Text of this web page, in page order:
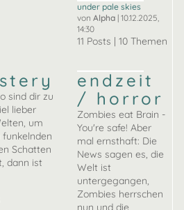
under pale skies
vonAlpha | 10.12.2025,
14:30
11 Posts | 10 Themen
sind dir zu
lieber
um
funkelnden
Schatten
dann ist
endzeit
/ horror
Zombies eat Brain -
You're safe! Aber
mal ernsthaft: Die
News sagen es, die
Welt ist
untergegangen,
Zombies herrschen
nun und die